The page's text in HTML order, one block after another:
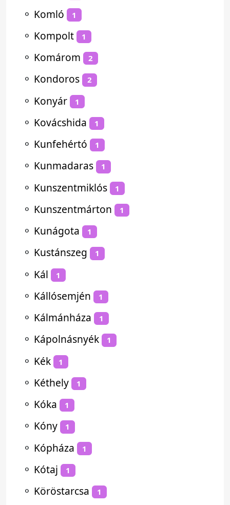
⚬ Komló 1
⚬ Kompolt 1
⚬ Komárom 2
⚬ Kondoros 2
⚬ Konyár 1
⚬ Kovácshida 1
⚬ Kunfehértó 1
⚬ Kunmadaras 1
⚬ Kunszentmiklós 1
⚬ Kunszentmárton 1
⚬ Kunágota 1
⚬ Kustánszeg 1
⚬ Kál 1
⚬ Kállósemjén 1
⚬ Kálmánháza 1
⚬ Kápolnásnyék 1
⚬ Kék 1
⚬ Kéthely 1
⚬ Kóka 1
⚬ Kóny 1
⚬ Kópháza 1
⚬ Kótaj 1
⚬ Köröstarcsa 1